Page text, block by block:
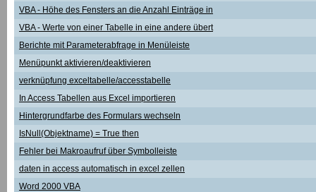
VBA - Höhe des Fensters an die Anzahl Einträge in
VBA - Werte von einer Tabelle in eine andere übert
Berichte mit Parameterabfrage in Menüleiste
Menüpunkt aktivieren/deaktivieren
verknüpfung exceltabelle/accesstabelle
In Access Tabellen aus Excel importieren
Hintergrundfarbe des Formulars wechseln
IsNull(Objektname) = True then
Fehler bei Makroaufruf über Symbolleiste
daten in access automatisch in excel zellen
Word 2000 VBA